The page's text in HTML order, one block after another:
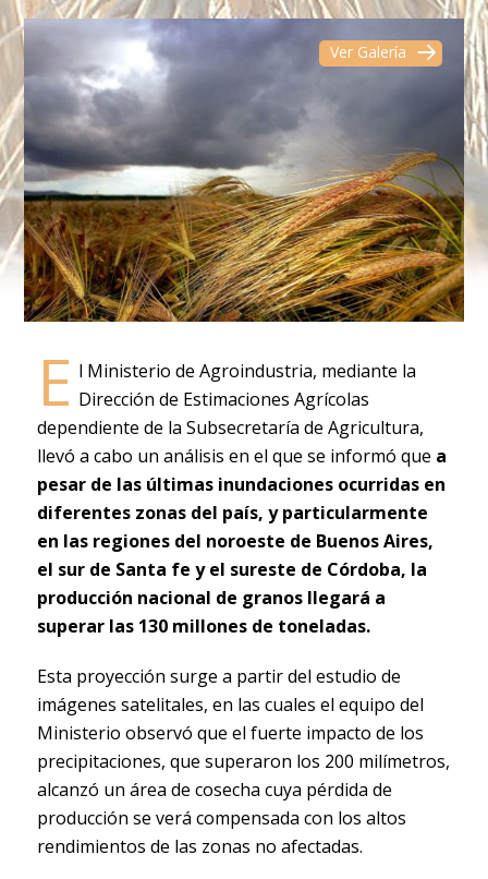
Ver Galería
E l Ministerio de Agroindustria, mediante la
Dirección de Estimaciones Agrícolas
dependiente de la Subsecretaría de Agricultura,
llevó a cabo un análisis en el que se informó que a
pesar de las últimas inundaciones ocurridas en
diferentes zonas del país, y particularmente
en las regiones del noroeste de Buenos Aires,
el sur de Santa fe y el sureste de Córdoba, la
producción nacional de granos llegará a
superar las 130 millones de toneladas.
Esta proyección surge a partir del estudio de
imágenes satelitales, en las cuales el equipo del
Ministerio observó que el fuerte impacto de los
precipitaciones, que superaron los 200 milímetros,
alcanzó un área de cosecha cuya pérdida de
producción se verá compensada con los altos
rendimientos de las zonas no afectadas.